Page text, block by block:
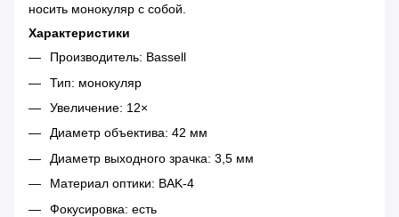
носить монокуляр с собой.
Характеристики
Производитель: Bassell
Тип: монокуляр
Увеличение: 12×
Диаметр объектива: 42 мм
Диаметр выходного зрачка: 3,5 мм
Материал оптики: BAK-4
Фокусировка: есть